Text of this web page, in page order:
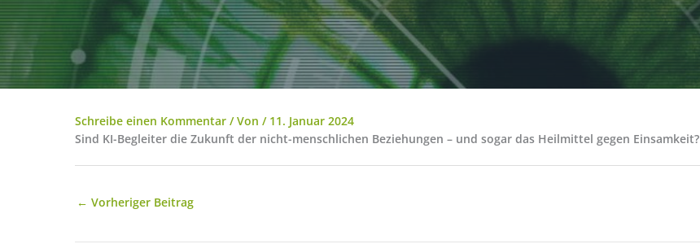
Schreibe einen Kommentar / Von / 11. Januar 2024
Sind KI-Begleiter die Zukunft der nicht-menschlichen Beziehungen – und sogar das Heilmittel gegen Einsamkeit?
← Vorheriger Beitrag